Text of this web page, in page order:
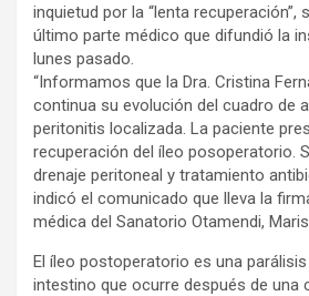
inquietud por la “lenta recuperación”,
último parte médico que difundió la
lunes pasado.
“Informamos que la Dra. Cristina
continua su evolución del cuadro de
peritonitis localizada. La paciente
recuperación del íleo posoperatorio.
drenaje peritoneal y tratamiento
indicó el comunicado que lleva la
médica del Sanatorio Otamendi,
El íleo postoperatorio es una
intestino que ocurre después de una